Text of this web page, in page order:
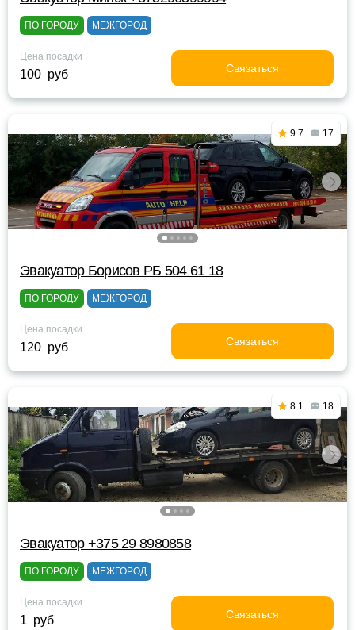
ПО ГОРОДУ МЕЖГОРОД
Цена посадки
100 руб Связаться
9.7 17
Эвакуатор Борисов РБ 504 61 18
ПО ГОРОДУ МЕЖГОРОД
Цена посадки
120 руб Связаться
8.1 18
Эвакуатор +375 29 8980858
ПО ГОРОДУ МЕЖГОРОД
Цена посадки
1 руб Связаться